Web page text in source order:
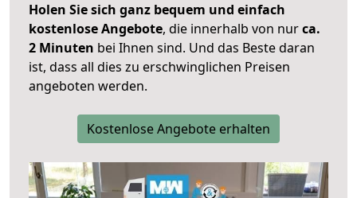
Holen Sie sich ganz bequem und einfach
kostenlose Angebote, die innerhalb von nurca.
2 Minuten bei Ihnen sind. Und das Beste daran
ist, dass all dies zu erschwinglichen Preisen
angeboten werden.
Kostenlose Angebote erhalten